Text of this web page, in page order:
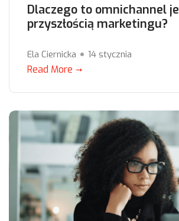
Dlaczego to omnichannel
przyszłością marketingu?
Ela Ciernicka 14 stycznia
Read More